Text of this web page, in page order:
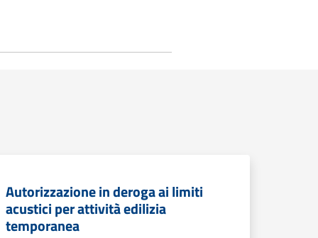
Autorizzazione in deroga ai limiti
acustici per attività edilizia
temporanea